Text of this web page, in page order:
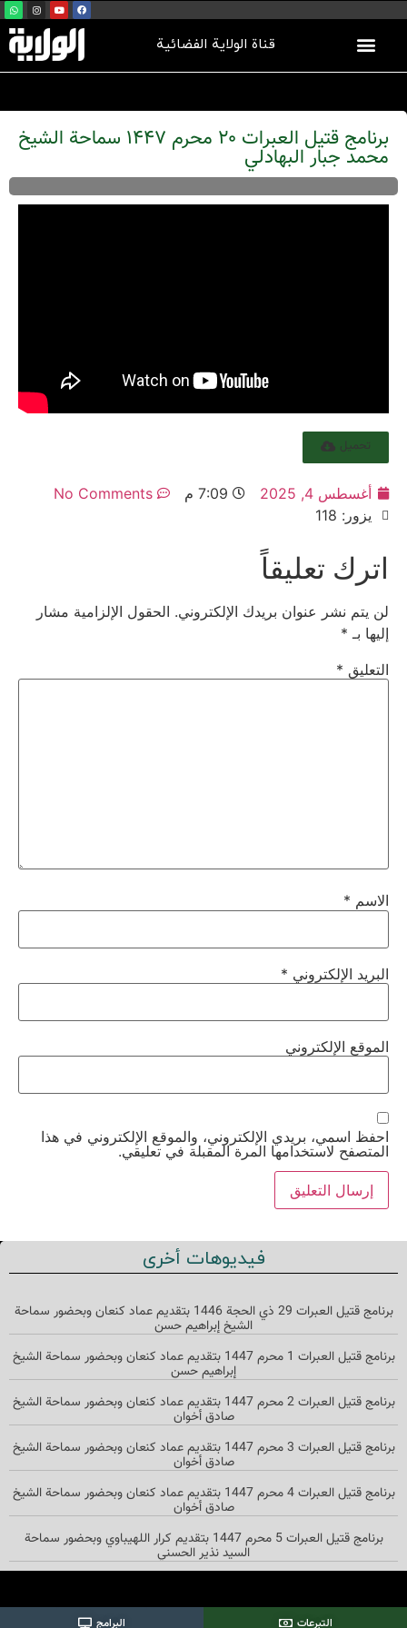
قناة الولاية الفضائية
برنامج قتيل العبرات 20 محرم 1447 سماحة الشيخ
محمد جبار البهادلي
تحميل
أغسطس 4, 2025 7:09 م
No Comments
يزور: 118
اترك تعليقاً
لن يتم نشر عنوان بريدك الإلكتروني. الحقول الإلزامية مشار
إليها بـ *
التعليق *
الاسم *
البريد الإلكتروني *
الموقع الإلكتروني
احفظ اسمي، بريدي الإلكتروني، والموقع الإلكتروني في هذا
المتصفح لاستخدامها المرة المقبلة في تعليقي.
فيديوهات أخرى
برنامج قتيل العبرات 29 ذي الحجة 1446 بتقديم عماد كنعان وبحضور سماحة
الشيخ إبراهيم حسن
برنامج قتيل العبرات 1 محرم 1447 بتقديم عماد كنعان وبحضور سماحة الشيخ
إبراهيم حسن
برنامج قتيل العبرات 2 محرم 1447 بتقديم عماد كنعان وبحضور سماحة الشيخ
صادق أخوان
برنامج قتيل العبرات 3 محرم 1447 بتقديم عماد كنعان وبحضور سماحة الشيخ
صادق أخوان
برنامج قتيل العبرات 4 محرم 1447 بتقديم عماد كنعان وبحضور سماحة الشيخ
صادق أخوان
برنامج قتيل العبرات 5 محرم 1447 بتقديم كرار اللهيباوي وبحضور سماحة
السيد نذير الحسني
التبرعات البرامج